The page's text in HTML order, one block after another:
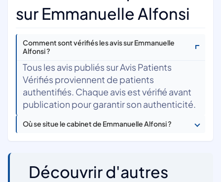
sur Emmanuelle Alfonsi
Comment sont vérifiés les avis sur Emmanuelle
Alfonsi ?
Tous les avis publiés sur Avis Patients
Vérifiés proviennent de patients
authentifiés. Chaque avis est vérifié avant
publication pour garantir son authenticité.
Où se situe le cabinet de Emmanuelle Alfonsi ?
Découvrir d'autres